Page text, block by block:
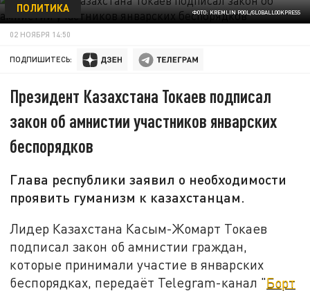
ФОТО: KREMLIN POOL/GLOBALLOOKPRESS
ПОЛИТИКА
02 НОЯБРЯ 14:50
ПОДПИШИТЕСЬ:
Президент Казахстана Токаев подписал
закон об амнистии участников январских
беспорядков
Глава республики заявил о необходимости
проявить гуманизм к казахстанцам.
Лидер Казахстана Касым-Жомарт Токаев
подписал закон об амнистии граждан,
которые принимали участие в январских
беспорядках, передаёт Telegram-канал "Борт